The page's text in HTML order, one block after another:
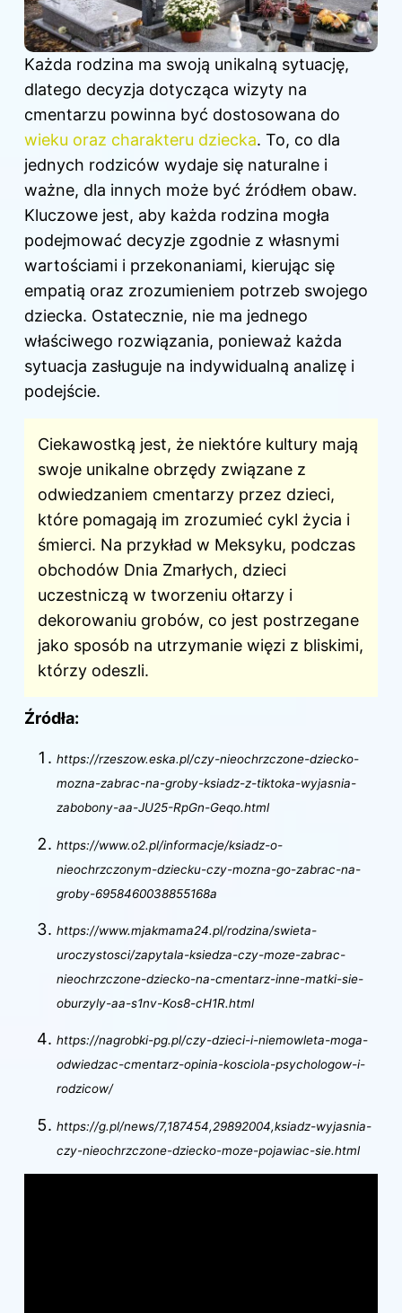
Każda rodzina ma swoją unikalną sytuację,
dlatego decyzja dotycząca wizyty na
cmentarzu powinna być dostosowana do
wieku oraz charakteru dziecka. To, co dla
jednych rodziców wydaje się naturalne i
ważne, dla innych może być źródłem obaw.
Kluczowe jest, aby każda rodzina mogła
podejmować decyzje zgodnie z własnymi
wartościami i przekonaniami, kierując się
empatią oraz zrozumieniem potrzeb swojego
dziecka. Ostatecznie, nie ma jednego
właściwego rozwiązania, ponieważ każda
sytuacja zasługuje na indywidualną analizę i
podejście.
Ciekawostką jest, że niektóre kultury mają
swoje unikalne obrzędy związane z
odwiedzaniem cmentarzy przez dzieci,
które pomagają im zrozumieć cykl życia i
śmierci. Na przykład w Meksyku, podczas
obchodów Dnia Zmarłych, dzieci
uczestniczą w tworzeniu ołtarzy i
dekorowaniu grobów, co jest postrzegane
jako sposób na utrzymanie więzi z bliskimi,
którzy odeszli.
Źródła:
https://rzeszow.eska.pl/czy-nieochrzczone-dziecko-
mozna-zabrac-na-groby-ksiadz-z-tiktoka-wyjasnia-
zabobony-aa-JU25-RpGn-Geqo.html
https://www.o2.pl/informacje/ksiadz-o-
nieochrzczonym-dziecku-czy-mozna-go-zabrac-na-
groby-6958460038855168a
https://www.mjakmama24.pl/rodzina/swieta-
uroczystosci/zapytala-ksiedza-czy-moze-zabrac-
nieochrzczone-dziecko-na-cmentarz-inne-matki-sie-
oburzyly-aa-s1nv-Kos8-cH1R.html
https://nagrobki-pg.pl/czy-dzieci-i-niemowleta-moga-
odwiedzac-cmentarz-opinia-kosciola-psychologow-i-
rodzicow/
https://g.pl/news/7,187454,29892004,ksiadz-wyjasnia-
czy-nieochrzczone-dziecko-moze-pojawiac-sie.html